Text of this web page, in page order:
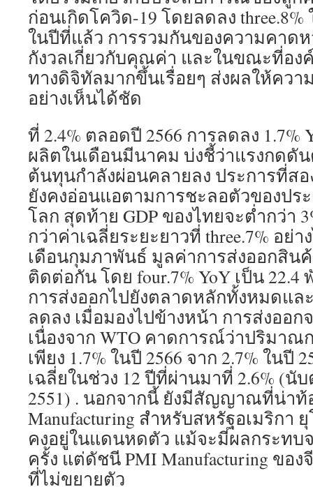
ก่อนเกิดโควิด-19 โดยลดลง
ในปีที่แล้ว การรวมกันของความคาด
กังวลเกี่ยวกับคุณค่า และในขณะที่อง
ทางดิจิทัลมากขึ้นเรื่อยๆ ส่งผลให้ควา
อย่างเห็นได้ชัด
ที่ 2.4% ตลอดปี 2566 การลดลง 1.7%
ผลิตในเดือนมีนาคม บ่งชี้ว่าแรงกดดั
ต้นทุนกำลังผ่อนคลายลง ประการที่สอ
ยังคงอ่อนแอตามการชะลอตัวของปร
โลก สุดท้าย GDP ของไทยจะต่ำกว่า
กว่าค่าเฉลี่ยระยะยาวที่ three.7% อย่
เดือนกุมภาพันธ์ มูลค่าการส่งออกสิน
ติดต่อกัน โดย four.7% YoY เป็น
การส่งออกไปยังตลาดหลักทั้งหมดแ
ลดลง เมื่อมองไปข้างหน้า การส่งออก
เนื่องจาก WTO คาดการณ์ว่าปริมาณ
เพียง 1.7% ในปี 2566 จาก 2.7% ในปี
เฉลี่ยในช่วง 12 ปีที่ผ่านมาที่ 2.6% (นั
2551) . นอกจากนี้ ยังมีสัญญาณที่น่าท้
Manufacturing สำหรับสหรัฐอเมริกา
คงอยู่ในแดนหดตัว แม้จะมีผลกระทบ
ครั้ง แต่ดัชนี PMI Manufacturing ขอ
ที่ไม่ขยายตัว